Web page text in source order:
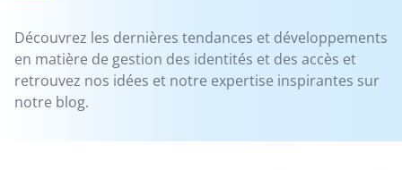
Découvrez les dernières tendances et développements
en matière de gestion des identités et des accès et
retrouvez nos idées et notre expertise inspirantes sur
notre blog.